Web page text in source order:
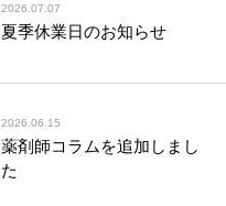
2026.07.07
夏季休業日のお知らせ
2026.06.15
薬剤師コラムを追加しまし
た